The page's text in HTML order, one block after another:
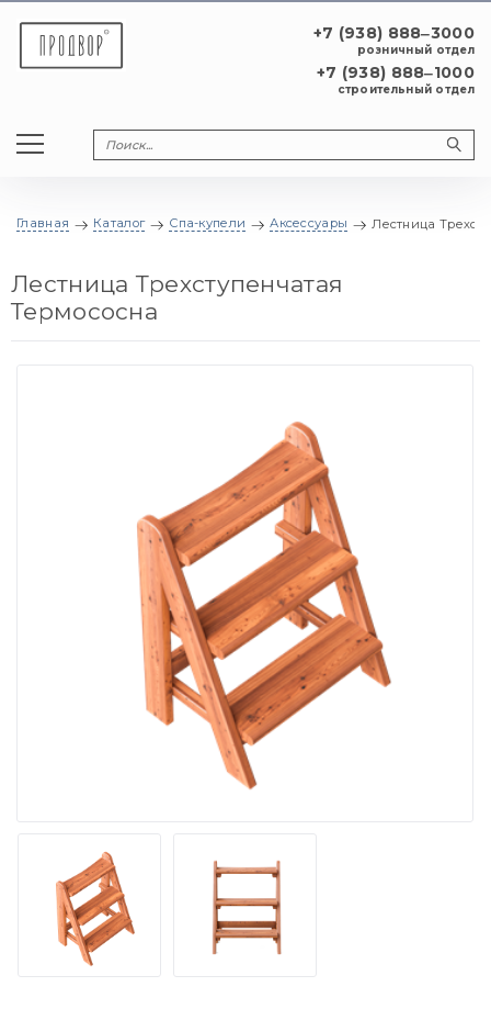
+7 (938) 888‒3000
розничный отдел
+7 (938) 888‒1000
строительный отдел
Главная Каталог Спа-купели Аксессуары Лестница
Лестница Трехступенчатая
Термососна